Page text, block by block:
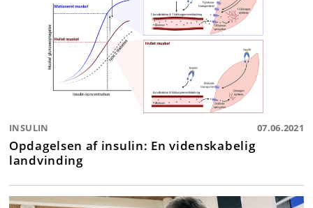
INSULIN 07.06.2021
Opdagelsen af insulin: En videnskabelig
landvinding